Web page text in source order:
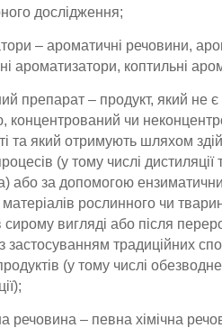
дослідження;
– ароматичні речовини,
ароматизатори, коптильні
препарат – продукт, який не
концентрований чи
та який отримують шляхом
(у тому числі дистиляції
або за допомогою
матеріалів рослинного чи
сирому вигляді або після
застосуванням традиційних
(у тому числі
речовина – певна хімічна